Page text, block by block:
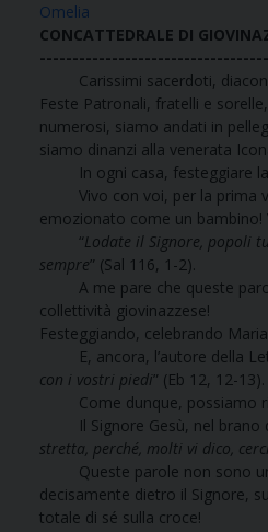
Omelia
CONCATTEDRALE DI
-----------------------------------
Carissimi sacerdoti, diaconi,
Feste Patronali, fratelli e
numerosi, siamo andati in
siamo dinanzi alla venerata
In ogni casa, festeggiare la
Vivo con voi, per la prima
emozionato come un bambino!
“Lodate il Signore, popoli
sempre” (Sal 116, 1-2).
A me pare che queste
collettività giovinazzese!
Festeggiando, celebrando
E, ancora, l’autore della
con i vostri piedi” (Eb 12, 12-13).
Come dunque, possiamo
Il Signore Gesù, nel brano
stretta, perché, molti vi dico,
Queste parole non sono
decisamente dietro il Signore,
totale di sé sulla croce!